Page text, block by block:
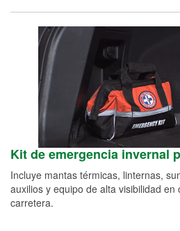
Kit de emergencia invernal
Incluye mantas térmicas, linternas,
auxilios y equipo de alta visibilidad
carretera.